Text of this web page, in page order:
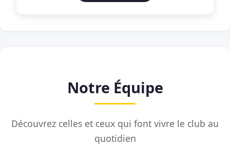
Notre Équipe
Découvrez celles et ceux qui font vivre le club au
quotidien